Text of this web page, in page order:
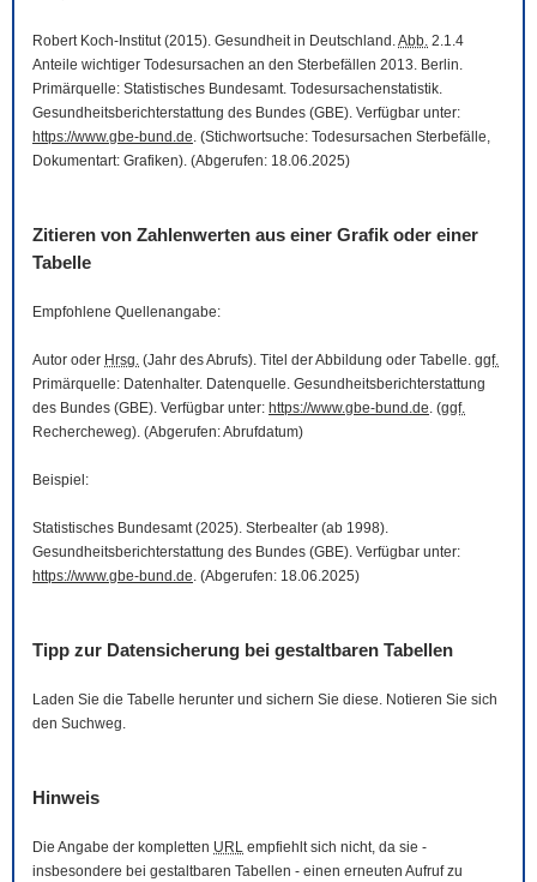
Robert Koch-Institut (2015). Gesundheit in Deutschland.Abb. 2.1.4
Anteile wichtiger Todesursachen an den Sterbefällen 2013. Berlin.
Primärquelle: Statistisches Bundesamt. Todesursachenstatistik.
Gesundheitsberichterstattung des Bundes (GBE). Verfügbar unter:
https://www.gbe-bund.de. (Stichwortsuche: Todesursachen Sterbefälle,
Dokumentart: Grafiken). (Abgerufen: 18.06.2025)
Zitieren von Zahlenwerten aus einer Grafik oder einer
Tabelle
Empfohlene Quellenangabe:
Autor oder Hrsg. (Jahr des Abrufs). Titel der Abbildung oder Tabelle. ggf.
Primärquelle: Datenhalter. Datenquelle. Gesundheitsberichterstattung
des Bundes (GBE). Verfügbar unter: https://www.gbe-bund.de. (ggf.
Rechercheweg). (Abgerufen: Abrufdatum)
Beispiel:
Statistisches Bundesamt (2025). Sterbealter (ab 1998).
Gesundheitsberichterstattung des Bundes (GBE). Verfügbar unter:
https://www.gbe-bund.de. (Abgerufen: 18.06.2025)
Tipp zur Datensicherung bei gestaltbaren Tabellen
Laden Sie die Tabelle herunter und sichern Sie diese. Notieren Sie sich
den Suchweg.
Hinweis
Die Angabe der kompletten URL empfiehlt sich nicht, da sie -
insbesondere bei gestaltbaren Tabellen - einen erneuten Aufruf zu